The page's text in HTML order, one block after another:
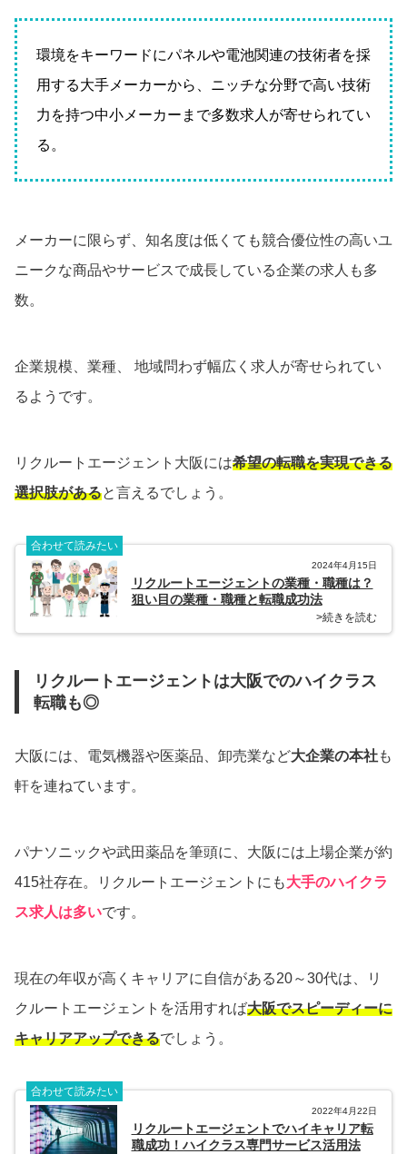
環境をキーワードにパネルや電池関連の技術者を採
用する大手メーカーから、ニッチな分野で高い技術
力を持つ中小メーカーまで多数求人が寄せられてい
る。
メーカーに限らず、知名度は低くても競合優位性の高いユ
ニークな商品やサービスで成長している企業の求人も多
数。
企業規模、業種、 地域問わず幅広く求人が寄せられてい
るようです。
リクルートエージェント大阪には希望の転職を実現できる
選択肢があると言えるでしょう。
合わせて読みたい
2024年4月15日
リクルートエージェントの業種・職種は？
狙い目の業種・職種と転職成功法
>続きを読む
リクルートエージェントは大阪でのハイクラス
転職も◎
大阪には、電気機器や医薬品、卸売業など大企業の本社も
軒を連ねています。
パナソニックや武田薬品を筆頭に、大阪には上場企業が約
415社存在。リクルートエージェントにも大手のハイクラ
ス求人は多いです。
現在の年収が高くキャリアに自信がある20～30代は、リ
クルートエージェントを活用すれば大阪でスピーディーに
キャリアアップできるでしょう。
合わせて読みたい
2022年4月22日
リクルートエージェントでハイキャリア転
職成功！ハイクラス専門サービス活用法